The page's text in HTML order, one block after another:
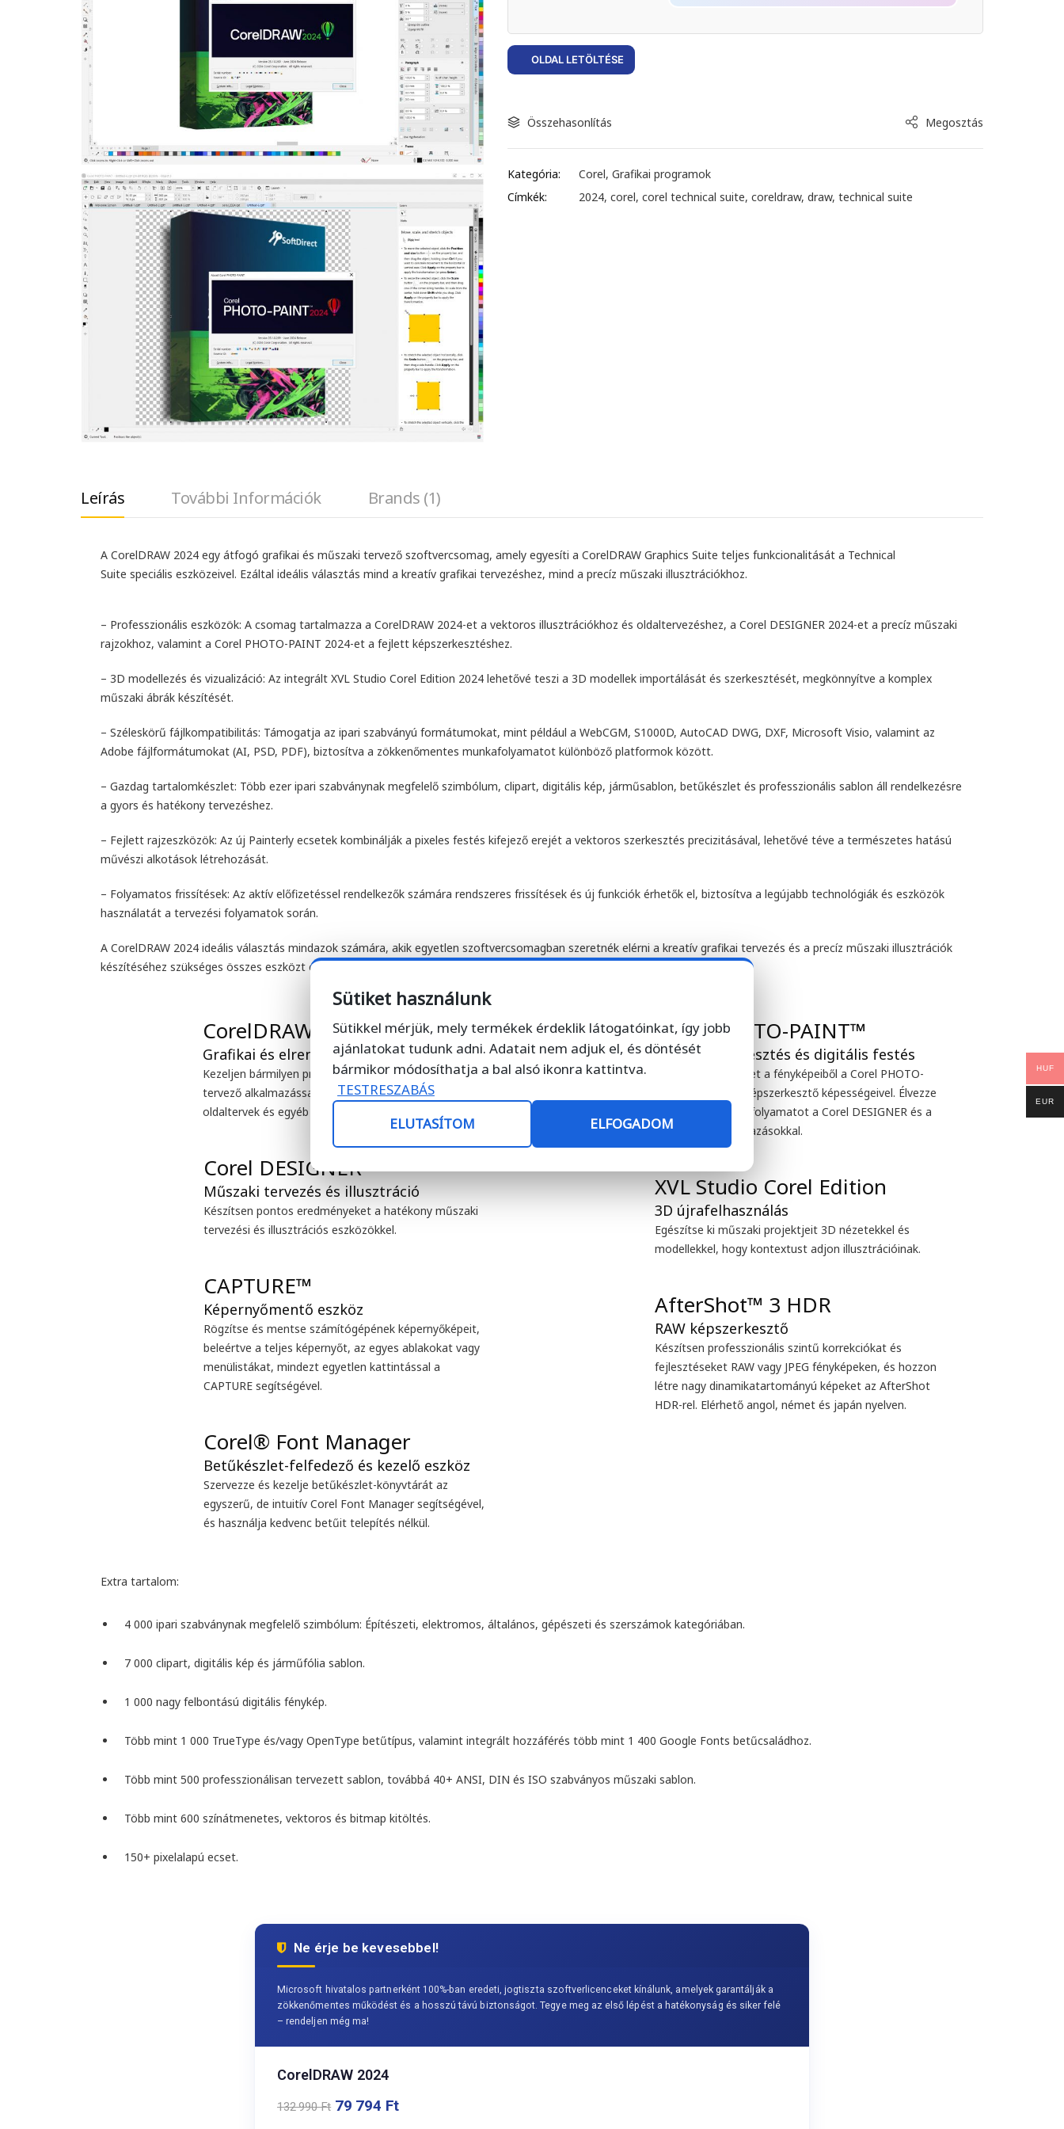
OLDAL LETÖLTÉSE
Összehasonlítás Megosztás
Kategória: Corel,Grafikai programok
Címkék:
2024,corel,corel technical suite,coreldraw,draw,technical suite
Leírás További Információk Brands (1)
A CorelDRAW 2024 egy átfogó grafikai és műszaki tervező szoftvercsomag, amely egyesíti a CorelDRAW Graphics Suite teljes funkcionalitását a Technical
Suite speciális eszközeivel. Ezáltal ideális választás mind a kreatív grafikai tervezéshez, mind a precíz műszaki illusztrációkhoz.
– Professzionális eszközök: A csomag tartalmazza a CorelDRAW 2024-et a vektoros illusztrációkhoz és oldaltervezéshez, a Corel DESIGNER 2024-et a precíz műszaki
rajzokhoz, valamint a Corel PHOTO-PAINT 2024-et a fejlett képszerkesztéshez.
– 3D modellezés és vizualizáció: Az integrált XVL Studio Corel Edition 2024 lehetővé teszi a 3D modellek importálását és szerkesztését, megkönnyítve a komplex
műszaki ábrák készítését.
– Széleskörű fájlkompatibilitás: Támogatja az ipari szabványú formátumokat, mint például a WebCGM, S1000D, AutoCAD DWG, DXF, Microsoft Visio, valamint az
Adobe fájlformátumokat (AI, PSD, PDF), biztosítva a zökkenőmentes munkafolyamatot különböző platformok között.
– Gazdag tartalomkészlet: Több ezer ipari szabványnak megfelelő szimbólum, clipart, digitális kép, járműsablon, betűkészlet és professzionális sablon áll rendelkezésre
a gyors és hatékony tervezéshez.
– Fejlett rajzeszközök: Az új Painterly ecsetek kombinálják a pixeles festés kifejező erejét a vektoros szerkesztés precizitásával, lehetővé téve a természetes hatású
művészi alkotások létrehozását.
– Folyamatos frissítések: Az aktív előfizetéssel rendelkezők számára rendszeres frissítések és új funkciók érhetők el, biztosítva a legújabb technológiák és eszközök
használatát a tervezési folyamatok során.
A CorelDRAW 2024 ideális választás mindazok számára, akik egyetlen szoftvercsomagban szeretnék elérni a kreatív grafikai tervezés és a precíz műszaki illusztrációk
készítéséhez szükséges összes eszközt és funkciót.
Grafikai és elrendezési tervezés
Kezeljen bármilyen projektet ezzel a teljes grafikai
tervező alkalmazással, amely vektoros illusztrációk,
oldaltervek és egyéb funkciók számára kínál megoldást.
Corel DESIGNER™
Készítsen pontos eredményeket a hatékony műszaki
tervezési és illusztrációs eszközökkel.
CAPTURE™
Rögzítse és mentse számítógépének képernyőképeit,
beleértve a teljes képernyőt, az egyes ablakokat vagy
menülistákat, mindezt egyetlen kattintással a
CAPTURE segítségével.
Szervezze és kezelje betűkészlet-könyvtárát az
egyszerű, de intuitív Corel Font Manager segítségével,
és használja kedvenc betűit telepítés nélkül.
Corel PHOTO-PAINT™
Hozza ki a legtöbbet a fényképeiből a Corel PHOTO-
PAINT robusztus képszerkesztő képességeivel. Élvezze
az integrált munkafolyamatot a Corel DESIGNER és a
CorelDRAW alkalmazásokkal.
XVL Studio Corel Edition
Egészítse ki műszaki projektjeit 3D nézetekkel és
modellekkel, hogy kontextust adjon illusztrációinak.
Készítsen professzionális szintű korrekciókat és
fejlesztéseket RAW vagy JPEG fényképeken, és hozzon
létre nagy dinamikatartományú képeket az AfterShot
HDR-rel. Elérhető angol, német és japán nyelven.
Extra tartalom:
4 000 ipari szabványnak megfelelő szimbólum: Építészeti, elektromos, általános, gépészeti és szerszámok kategóriában.
7 000 clipart, digitális kép és járműfólia sablon.
1 000 nagy felbontású digitális fénykép.
Több mint 1 000 TrueType és/vagy OpenType betűtípus, valamint integrált hozzáférés több mint 1 400 Google Fonts betűcsaládhoz.
Több mint 500 professzionálisan tervezett sablon, továbbá 40+ ANSI, DIN és ISO szabványos műszaki sablon.
Több mint 600 színátmenetes, vektoros és bitmap kitöltés.
150+ pixelalapú ecset.
Ne érje be kevesebbel!
Microsoft hivatalos partnerként 100%-ban eredeti, jogtiszta szoftverlicenceket kínálunk, amelyek garantálják a
zökkenőmentes működést és a hosszú távú biztonságot. Tegye meg az első lépést a hatékonyság és siker felé
– rendeljen még ma!
CorelDRAW 2024
132 990Ft 79 794 Ft
HUF
EUR
Sütiket használunk
Sütikkel mérjük, mely termékek érdeklik látogatóinkat, így jobb
ajánlatokat tudunk adni. Adatait nem adjuk el, és döntését
bármikor módosíthatja a bal alsó ikonra kattintva.
TESTRESZABÁS
ELUTASÍTOM
ELFOGADOM